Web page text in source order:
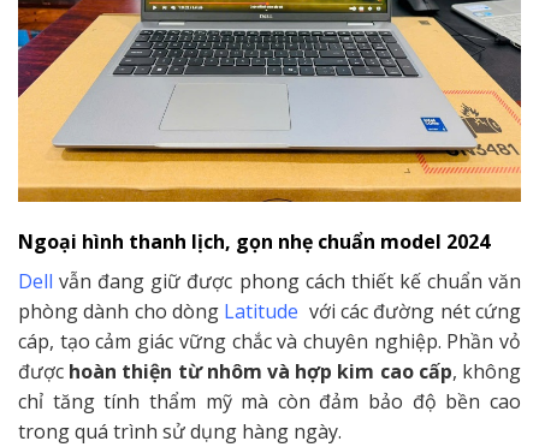
Ngoại hình thanh lịch, gọn nhẹ chuẩn model 2024
Dellvẫn đang giữ được phong cách thiết kế chuẩn văn
phòng dành cho dòng Latitude với các đường nét cứng
cáp, tạo cảm giác vững chắc và chuyên nghiệp. Phần vỏ
được hoàn thiện từ nhôm và hợp kim cao cấp, không
chỉ tăng tính thẩm mỹ mà còn đảm bảo độ bền cao
trong quá trình sử dụng hàng ngày.